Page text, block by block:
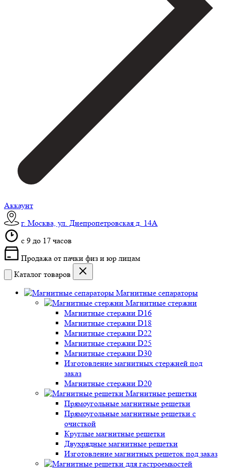
Аккаунт
г. Москва, ул. Днепропетровская д. 14А
c 9 до 17 часов
Продажа от пачки физ и юр лицам
Каталог товаров
Магнитные сепараторы
Магнитные стержни
Магнитные стержни D16
Магнитные стержни D18
Магнитные стержни D22
Магнитные стержни D25
Магнитные стержни D30
Изготовление магнитных стержней под
заказ
Магнитные стержни D20
Магнитные решетки
Прямоугольные магнитные решетки
Прямоугольные магнитные решетки с
очисткой
Круглые магнитные решетки
Двухрядные магнитные решетки
Изготовление магнитных решеток под заказ